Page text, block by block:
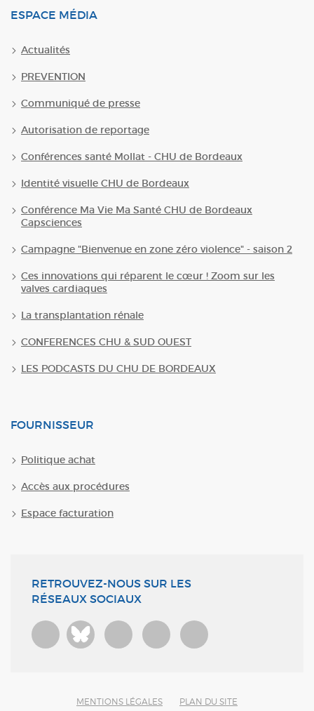
ESPACE MÉDIA
Actualités
PREVENTION
Communiqué de presse
Autorisation de reportage
Conférences santé Mollat - CHU de Bordeaux
Identité visuelle CHU de Bordeaux
Conférence Ma Vie Ma Santé CHU de Bordeaux
Capsciences
Campagne "Bienvenue en zone zéro violence" - saison 2
Ces innovations qui réparent le cœur ! Zoom sur les
valves cardiaques
La transplantation rénale
CONFERENCES CHU & SUD OUEST
LES PODCASTS DU CHU DE BORDEAUX
FOURNISSEUR
Politique achat
Accès aux procédures
Espace facturation
RETROUVEZ-NOUS SUR LES
RÉSEAUX SOCIAUX
Bluesky
MENTIONS LÉGALES PLAN DU SITE